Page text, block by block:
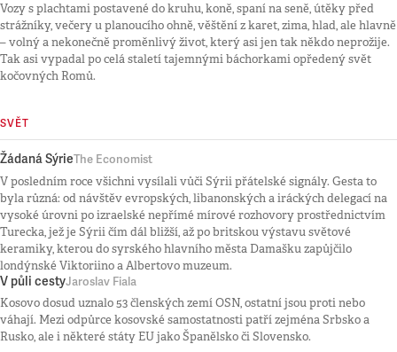
Vozy s plachtami postavené do kruhu, koně, spaní na seně, útěky před
strážníky, večery u planoucího ohně, věštění z karet, zima, hlad, ale hlavně
– volný a nekonečně proměnlivý život, který asi jen tak někdo neprožije.
Tak asi vypadal po celá staletí tajemnými báchorkami opředený svět
kočovných Romů.
SVĚT
Žádaná SýrieThe Economist
V posledním roce všichni vysílali vůči Sýrii přátelské signály. Gesta to
byla různá: od návštěv evropských, libanonských a iráckých delegací na
vysoké úrovni po izraelské nepřímé mírové rozhovory prostřednictvím
Turecka, jež je Sýrii čím dál bližší, až po britskou výstavu světové
keramiky, kterou do syrského hlavního města Damašku zapůjčilo
londýnské Viktoriino a Albertovo muzeum.
V půli cestyJaroslav Fiala
Kosovo dosud uznalo 53 členských zemí OSN, ostatní jsou proti nebo
váhají. Mezi odpůrce kosovské samostatnosti patří zejména Srbsko a
Rusko, ale i některé státy EU jako Španělsko či Slovensko.